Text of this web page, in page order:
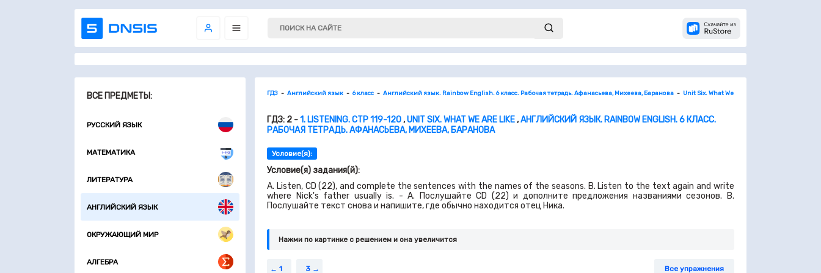
ВСЕ ПРЕДМЕТЫ:
РУССКИЙ ЯЗЫК
МАТЕМАТИКА
ЛИТЕРАТУРА
АНГЛИЙСКИЙ ЯЗЫК
ОКРУЖАЮЩИЙ МИР
АЛГЕБРА
ГДЗ Английский язык 6 класс Английский язык. Rainbow English. 6 класс. Рабочая тетрадь. Афанасьева, Михеева, Баранова Unit Six. What We Are Like
ГДЗ: 2 -1. LISTENING. СТР 119-120,UNIT SIX. WHAT WE ARE LIKE,АНГЛИЙСКИЙ ЯЗЫК. RAINBOW ENGLISH. 6 КЛАСС.
РАБОЧАЯ ТЕТРАДЬ. АФАНАСЬЕВА, МИХЕЕВА, БАРАНОВА
Условие(я):
Условие(я) задания(й):
A. Listen, CD (22), and complete the sentences with the names of the seasons. B. Listen to the text again and write
where Nick's father usually is. - A. Послушайте CD (22) и дополните предложения названиями сезонов. В.
Послушайте текст снова и напишите, где обычно находится отец Ника.
Нажми по картинке c решением и она увеличится
1 3 Все упражнения